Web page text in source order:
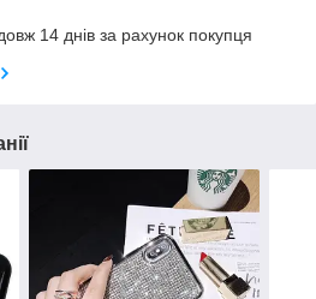
14 днів за рахунок покупця